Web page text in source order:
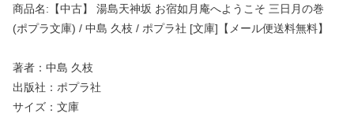
商品名:【中古】 湯島天神坂 お宿如月庵へようこそ 三日月の巻
(ポプラ文庫) / 中島 久枝 / ポプラ社 [文庫]【メール便送料無料】
著者：中島 久枝
出版社：ポプラ社
サイズ：文庫